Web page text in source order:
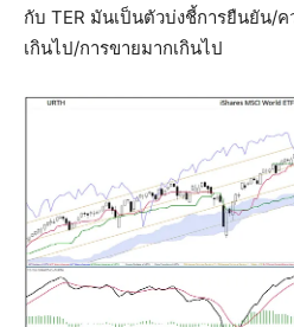
กับ TER มันเป็นตัวบ่งชี้การยืนยัน/
เกินไป/การขายมากเกินไป